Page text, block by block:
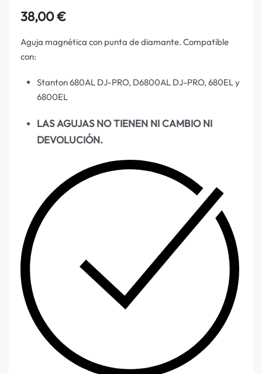
38,00€
Aguja magnética con punta de diamante. Compatible
con:
Stanton 680AL DJ-PRO, D6800AL DJ-PRO, 680EL y
6800EL
LAS AGUJAS NO TIENEN NI CAMBIO NI
DEVOLUCIÓN.